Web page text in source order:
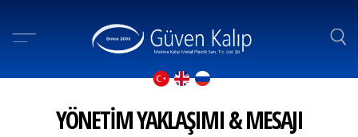
YÖNETIM YAKLAŞIMI & MESAJI